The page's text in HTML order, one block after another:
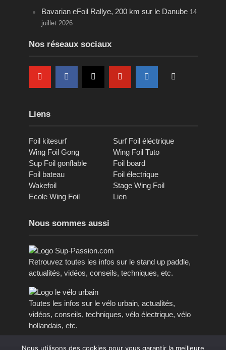
Bavarian eFoil Rallye, 200 km sur le Danube 14
juillet 2026
Nos réseaux sociaux
Liens
Foil kitesurf
Surf Foil éléctrique
Wing Foil Gong
Wing Foil Tuto
Sup Foil gonflable
Foil board
Foil bateau
Foil électrique
Wakefoil
Stage Wing Foil
Ecole Wing Foil
Lien
Nous sommes aussi
Retrouvez toutes les infos sur le stand up paddle,
actualités, vidéos, conseils, techniques, etc.
Toutes les infos sur le vélo urbain, actualités,
vidéos, conseils, techniques, vélo électrique, vélo
hollandais, etc.
Nous utilisons des cookies pour vous garantir la meilleure